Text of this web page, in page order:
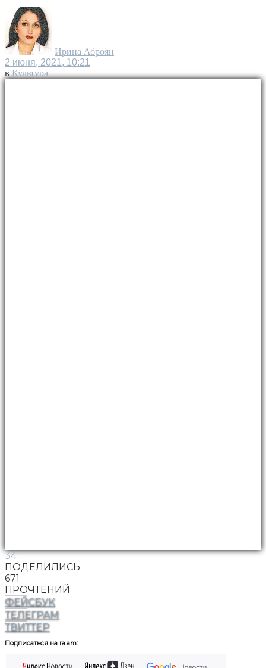
Ирина Аброян
2 июня, 2021, 10:21
в Культура
34
ПОДЕЛИЛИСЬ
671
ПРОЧТЕНИЙ
ФЕЙСБУК
ТЕЛЕГРАМ
ТВИТТЕР
Подписаться на ra.am: